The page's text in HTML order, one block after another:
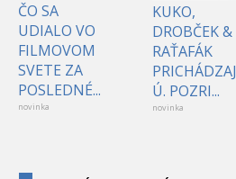
ČO SA
UDIALO VO
FILMOVOM
SVETE ZA
POSLEDNÉ...
novinka
KUKO,
DROBČEK &
RAŤAFÁK
PRICHÁDZAJ
Ú. POZRI...
novinka